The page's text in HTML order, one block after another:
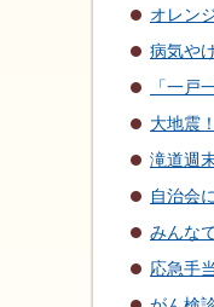
オレン
病気や
「一戸
大地震
滝道週
自治会
みんな
応急手